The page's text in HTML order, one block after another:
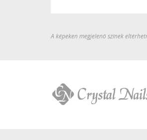
A képeken megjelenő színek